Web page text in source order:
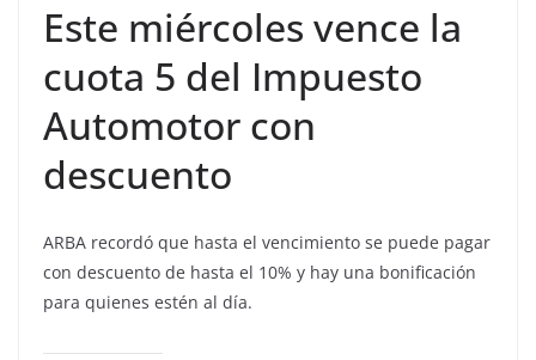
Este miércoles vence la
cuota 5 del Impuesto
Automotor con
descuento
ARBA recordó que hasta el vencimiento se puede pagar
con descuento de hasta el 10% y hay una bonificación
para quienes estén al día.